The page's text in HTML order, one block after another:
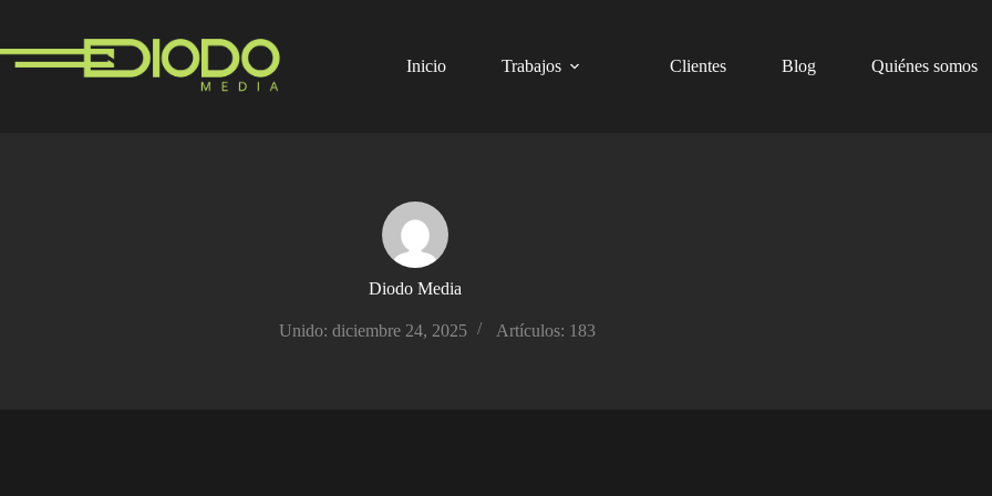
contenido
Inicio
Trabajos Clientes Blog Quiénes somos
Diodo Media
Unido: diciembre 24, 2025 Artículos: 183